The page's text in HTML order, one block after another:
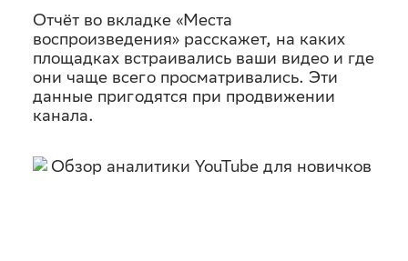
Отчёт во вкладке «Места
воспроизведения» расскажет, на каких
площадках встраивались ваши видео и где
они чаще всего просматривались. Эти
данные пригодятся при продвижении
канала.